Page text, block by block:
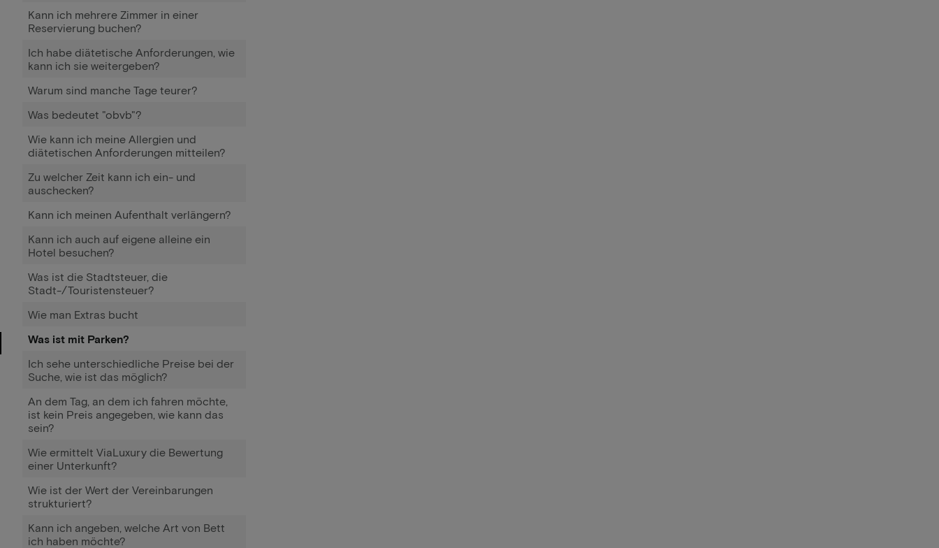
Kann ich mehrere Zimmer in einer
Reservierung buchen?
Ich habe diätetische Anforderungen, wie
kann ich sie weitergeben?
Warum sind manche Tage teurer?
Was bedeutet "obvb"?
Wie kann ich meine Allergien und
diätetischen Anforderungen mitteilen?
Zu welcher Zeit kann ich ein- und
auschecken?
Kann ich meinen Aufenthalt verlängern?
Kann ich auch auf eigene alleine ein
Hotel besuchen?
Was ist die Stadtsteuer, die
Stadt-/Touristensteuer?
Wie man Extras bucht
Was ist mit Parken?
Ich sehe unterschiedliche Preise bei der
Suche, wie ist das möglich?
An dem Tag, an dem ich fahren möchte,
ist kein Preis angegeben, wie kann das
sein?
Wie ermittelt ViaLuxury die Bewertung
einer Unterkunft?
Wie ist der Wert der Vereinbarungen
strukturiert?
Kann ich angeben, welche Art von Bett
ich haben möchte?